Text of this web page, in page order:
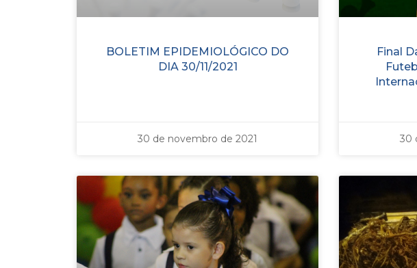
BOLETIM EPIDEMIOLÓGICO DO
DIA 30/11/2021
30 de novembro de 2021
Final
30